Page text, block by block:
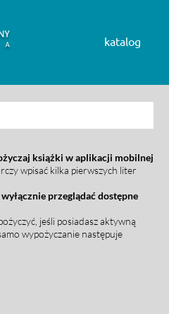
katalog
książki w aplikacji mobilnej
wpisać kilka pierwszych liter
przeglądać dostępne
jeśli posiadasz aktywną
wypożyczanie następuje